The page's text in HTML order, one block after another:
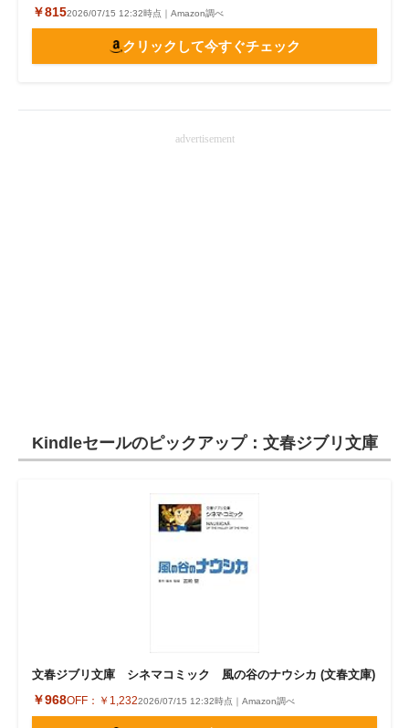
￥8152026/07/15 12:32時点｜Amazon調べ
クリックして今すぐチェック
advertisement
Kindleセールのピックアップ：文春ジブリ文庫
文春ジブリ文庫 シネマコミック 風の谷のナウシカ (文春文庫)
￥968OFF： ￥1,2322026/07/15 12:32時点｜Amazon調べ